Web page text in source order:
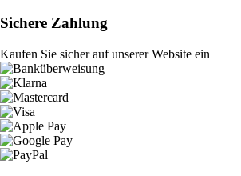
Sichere Zahlung
Kaufen Sie sicher auf unserer Website ein